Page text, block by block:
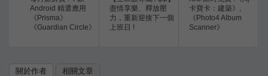
Android 精選應用
《Prisma》
《Guardian Circle》
盡情享樂、釋放壓
力，重新迎接下一個
上班日 !
卡寶卡：建築》,
《Photo4 Album
Scanner》
關於作者 相關文章